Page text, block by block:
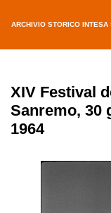
ARCHIVIO STORICO INTESA
XIV Festival
Sanremo, 30
1964